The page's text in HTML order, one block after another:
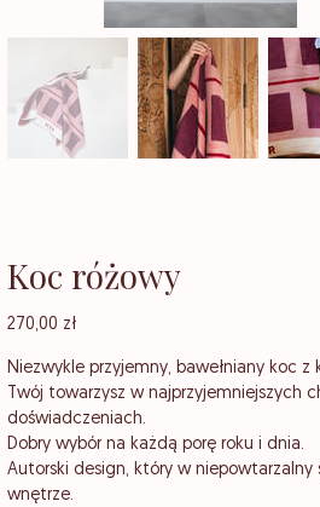
Koc różowy
Cena
270,00 zł
Niezwykle przyjemny, bawełniany koc z
Twój towarzysz w najprzyjemniejszych
doświadczeniach.
Dobry wybór na każdą porę roku i dnia.
Autorski design, który w niepowtarzalny
wnętrze.